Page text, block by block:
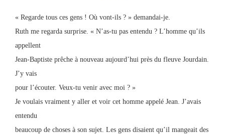
« Regarde tous ces gens ! Où vont-ils ? » demandai-je.
Ruth me regarda surprise. « N’as-tu pas entendu ? L’homme qu’ils
appellent
Jean-Baptiste prêche à nouveau aujourd’hui près du fleuve Jourdain.
J’y vais
pour l’écouter. Veux-tu venir avec moi ? »
Je voulais vraiment y aller et voir cet homme appelé Jean. J’avais
entendu
beaucoup de choses à son sujet. Les gens disaient qu’il mangeait des